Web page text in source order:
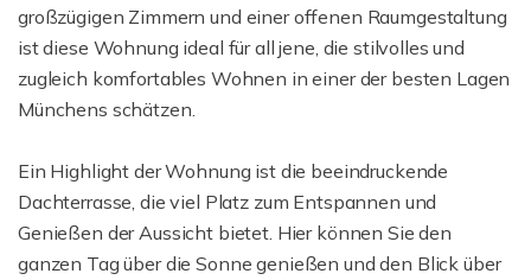
großzügigen Zimmern und einer offenen Raumgestaltung
ist diese Wohnung ideal für all jene, die stilvolles und
zugleich komfortables Wohnen in einer der besten Lagen
Münchens schätzen.
Ein Highlight der Wohnung ist die beeindruckende
Dachterrasse, die viel Platz zum Entspannen und
Genießen der Aussicht bietet. Hier können Sie den
ganzen Tag über die Sonne genießen und den Blick über